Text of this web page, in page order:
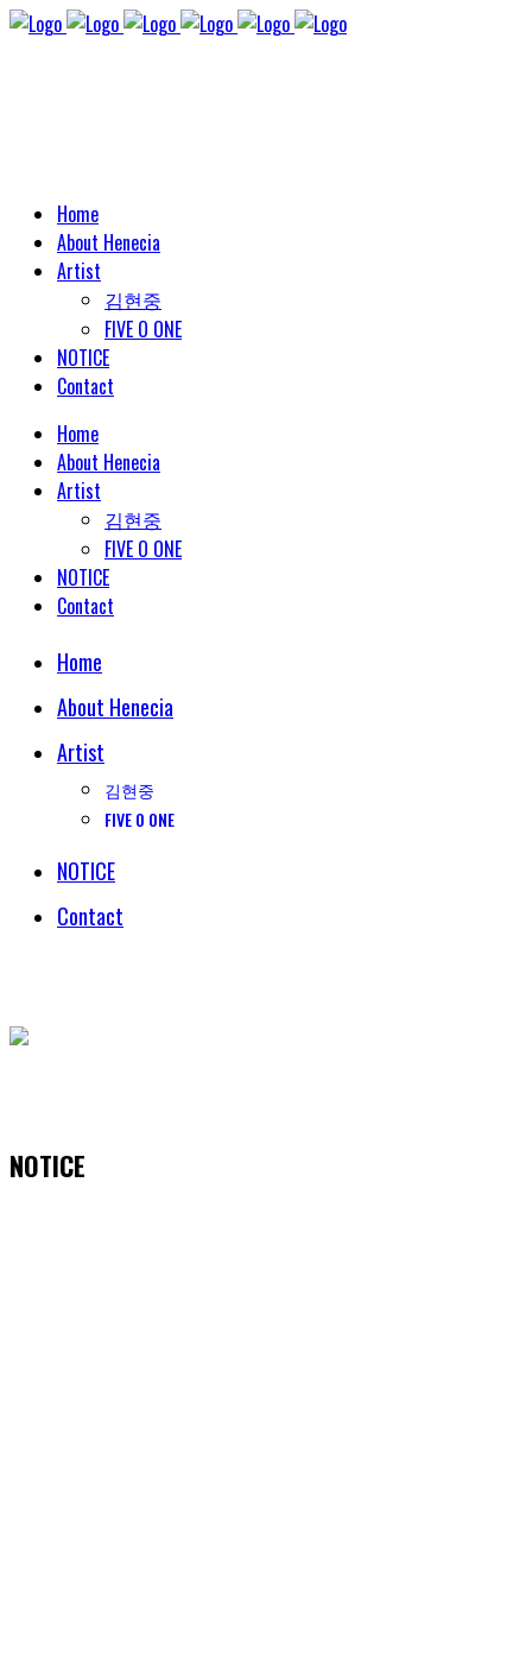
Home
About Henecia
Artist
김현중
FIVE O ONE
NOTICE
Contact
Home
About Henecia
Artist
김현중
FIVE O ONE
NOTICE
Contact
Home
About Henecia
Artist
김현중
FIVE O ONE
NOTICE
Contact
NOTICE